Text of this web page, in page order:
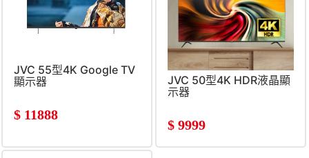
JVC 55型4K Google TV
顯示器
$ 11888
JVC 50型4K HDR液晶顯
示器
$ 9999